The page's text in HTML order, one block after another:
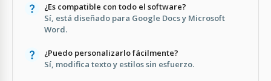
¿Es compatible con todo el software?
Sí, está diseñado para Google Docs y Microsoft
Word.
¿Puedo personalizarlo fácilmente?
Sí, modifica texto y estilos sin esfuerzo.